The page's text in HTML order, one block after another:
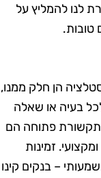
להמליץ על
הן חלק ממנו,
בעיה או שאלה
פתוחה הם
זמינות
– בנקים קינו